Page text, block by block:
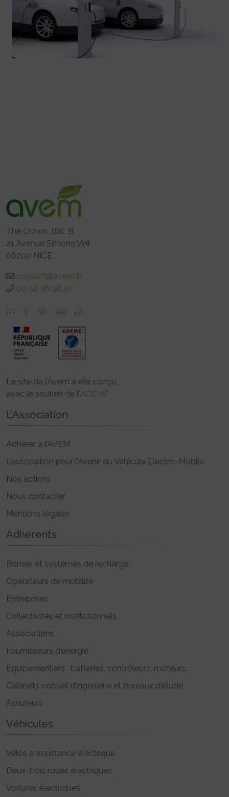
The Crown, Bât. B
21 Avenue Simone Veil
06200 NICE
contact@avem.fr
09 52 38 98 57
Le site de l’Avem a été conçu
avec le soutien de l’ADEME
L’Association
Adhérer à l’AVEM
L’association pour l’Avenir du Véhicule Electro-Mobile
Nos actions
Nous contacter
Mentions légales
Adhérents
Bornes et systèmes de recharge
Opérateurs de mobilité
Entreprises
Collectivités et institutionnels
Associations
Fournisseurs d’énergie
Equipementiers : batteries, contrôleurs, moteurs..
Cabinets conseil d’ingénierie et bureaux d’étude
Assureurs
Véhicules
Vélos à assistance électrique
Deux-trois roues électriques
Voitures électriques